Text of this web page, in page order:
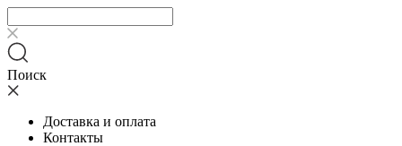
Поиск
Доставка и оплата
Контакты